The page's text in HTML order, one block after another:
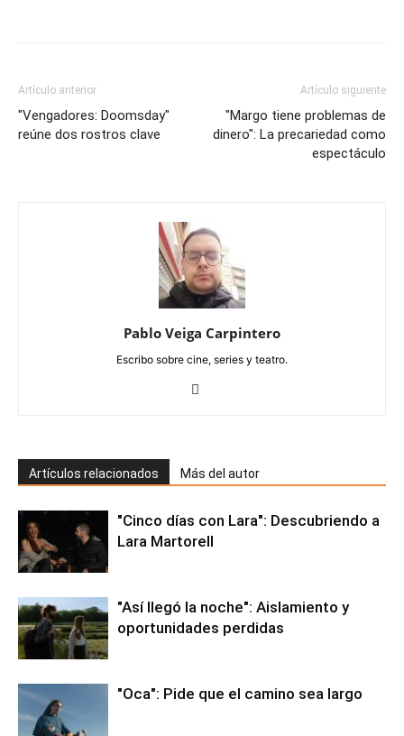
Artículo anterior
"Vengadores: Doomsday"
reúne dos rostros clave
Artículo siguiente
"Margo tiene problemas de
dinero": La precariedad como
espectáculo
Pablo Veiga Carpintero
Escribo sobre cine, series y teatro.
Artículos relacionados Más del autor
"Cinco días con Lara": Descubriendo a
Lara Martorell
"Así llegó la noche": Aislamiento y
oportunidades perdidas
"Oca": Pide que el camino sea largo